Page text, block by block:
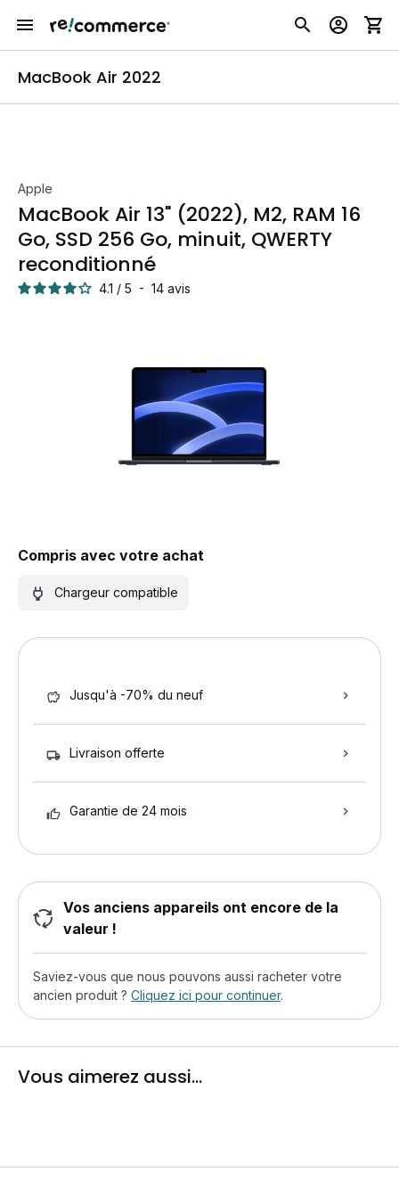
MacBook Air 2022
Apple
MacBook Air 13" (2022), M2, RAM 16
Go, SSD 256 Go, minuit, QWERTY
reconditionné
4.1 / 5 - 14 avis
Compris avec votre achat
Chargeur compatible
Jusqu'à -70% du neuf
Livraison offerte
Garantie de 24 mois
Vos anciens appareils ont encore de la
valeur !
Saviez-vous que nous pouvons aussi racheter votre
ancien produit ? Cliquez ici pour continuer.
Vous aimerez aussi...